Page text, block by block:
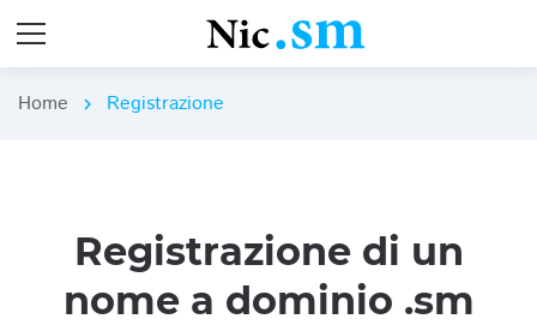
Home chevron_right Registrazione
Registrazione di un
nome a dominio .sm